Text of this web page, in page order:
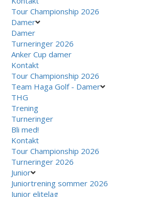
Tour Championship 2026
Damer
Damer
Turneringer 2026
Anker Cup damer
Kontakt
Tour Championship 2026
Team Haga Golf - Damer
THG
Trening
Turneringer
Bli med!
Kontakt
Tour Championship 2026
Turneringer 2026
Junior
Juniortrening sommer 2026
Junior elitelag